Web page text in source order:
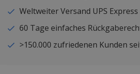
Weltweiter Versand UPS Express
60 Tage einfaches
>150.000 zufriedenen Kunden